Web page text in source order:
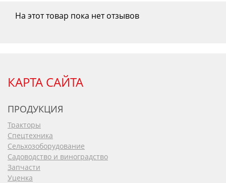
На этот товар пока нет отзывов
КАРТА САЙТА
ПРОДУКЦИЯ
Тракторы
Спецтехника
Сельхозоборудование
Садоводство и виноградство
Запчасти
Уценка